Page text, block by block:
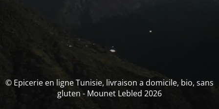
© Epicerie en ligne Tunisie, livraison a domicile, bio, sans
gluten - Mounet Lebled 2026